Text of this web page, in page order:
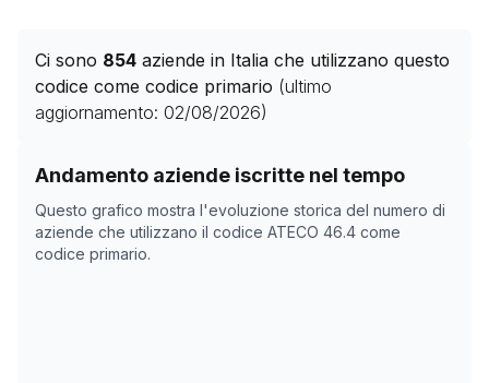
Ci sono 854 aziende in Italia che utilizzano questo
codice come codice primario (ultimo
aggiornamento: 02/08/2026)
Andamento aziende iscritte nel tempo
Questo grafico mostra l'evoluzione storica del numero di
aziende che utilizzano il codice ATECO 46.4 come
codice primario.
Storico numero di aziende con codice ATECO
Data rilevazione
27/04/2025
570
03/11/2025